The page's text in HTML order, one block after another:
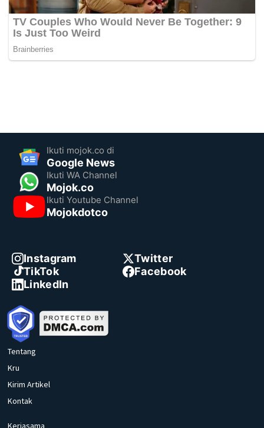
Ikuti mojok.co di
Google News
Ikuti WA Channel
Mojok.co
Ikuti Youtube Channel
Mojokdotco
Instagram
Twitter
TikTok
Facebook
LinkedIn
Tentang
Kru
Kirim Artikel
Kontak
Kerjasama